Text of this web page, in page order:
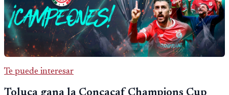
Te puede interesar